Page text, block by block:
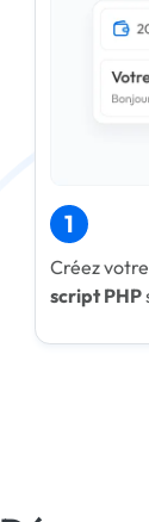
1
Créez
script PHP